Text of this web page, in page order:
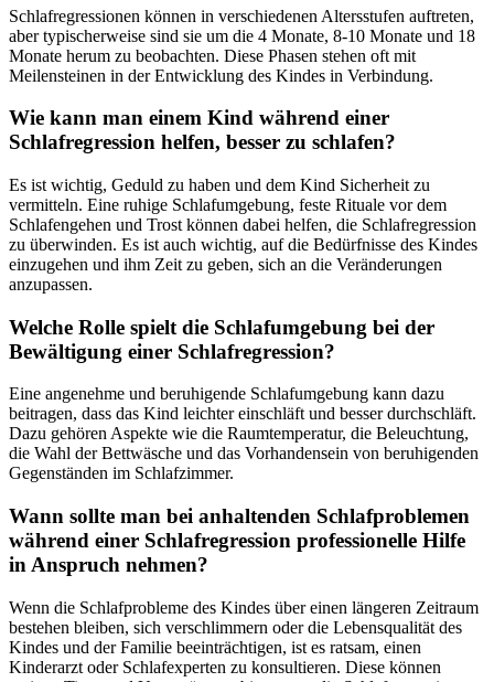
Schlafregressionen können in verschiedenen Altersstufen auftreten,
aber typischerweise sind sie um die 4 Monate, 8-10 Monate und 18
Monate herum zu beobachten. Diese Phasen stehen oft mit
Meilensteinen in der Entwicklung des Kindes in Verbindung.
Wie kann man einem Kind während einer
Schlafregression helfen, besser zu schlafen?
Es ist wichtig, Geduld zu haben und dem Kind Sicherheit zu
vermitteln. Eine ruhige Schlafumgebung, feste Rituale vor dem
Schlafengehen und Trost können dabei helfen, die Schlafregression
zu überwinden. Es ist auch wichtig, auf die Bedürfnisse des Kindes
einzugehen und ihm Zeit zu geben, sich an die Veränderungen
anzupassen.
Welche Rolle spielt die Schlafumgebung bei der
Bewältigung einer Schlafregression?
Eine angenehme und beruhigende Schlafumgebung kann dazu
beitragen, dass das Kind leichter einschläft und besser durchschläft.
Dazu gehören Aspekte wie die Raumtemperatur, die Beleuchtung,
die Wahl der Bettwäsche und das Vorhandensein von beruhigenden
Gegenständen im Schlafzimmer.
Wann sollte man bei anhaltenden Schlafproblemen
während einer Schlafregression professionelle Hilfe
in Anspruch nehmen?
Wenn die Schlafprobleme des Kindes über einen längeren Zeitraum
bestehen bleiben, sich verschlimmern oder die Lebensqualität des
Kindes und der Familie beeinträchtigen, ist es ratsam, einen
Kinderarzt oder Schlafexperten zu konsultieren. Diese können